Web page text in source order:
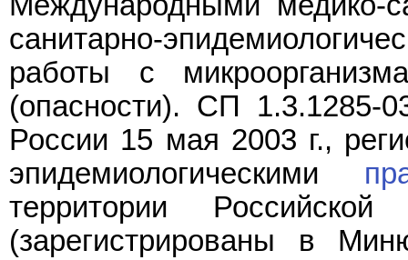
санитарно-
работы с
(опасности). СП 1.3.1285-
России 15 мая 2003 г.,
эпидемиологическими
территории
(зарегистрированы в